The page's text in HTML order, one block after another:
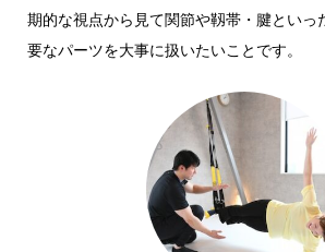
期的な視点から見て関節や靱帯・腱といっ
要なパーツを大事に扱いたいことです。